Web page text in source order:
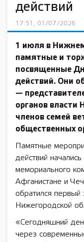
действий
17:51, 01/07/2026
1 июля в
памятные и
посвященные
действий. Они
—
органов власти
членов семей
общественных
Памятные
действий
мемориального
Афганистане и
обратился первый
Нижегородской
«Сегодняшний
через